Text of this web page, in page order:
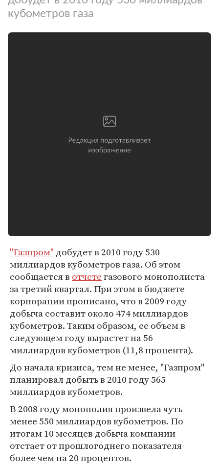
кубометров газа
"Газпром" добудет в 2010 году 530
миллиардов кубометров газа. Об этом
сообщается в отчетегазового монополиста
за третий квартал. При этом в бюджете
корпорации прописано, что в 2009 году
добыча составит около 474 миллиардов
кубометров. Таким образом, ее объем в
следующем году вырастет на 56
миллиардов кубометров (11,8 процента).
До начала кризиса, тем не менее, "Газпром"
планировал добыть в 2010 году 565
миллиардов кубометров.
В 2008 году монополия произвела чуть
менее 550 миллиардов кубометров. По
итогам 10 месяцев добыча компании
отстает от прошлогоднего показателя
более чем на 20 процентов.